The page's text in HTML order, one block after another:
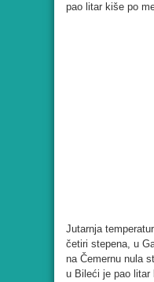
pao litar kiše po
Jutarnja
četiri stepena, u
na Čemernu nula
u Bileći je pao litar